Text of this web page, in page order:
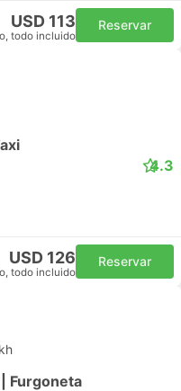
USD 113
todo incluido
Reservar
4.3
USD 126
todo incluido
Reservar
Furgoneta